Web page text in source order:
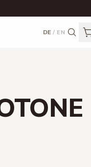
DE / EN